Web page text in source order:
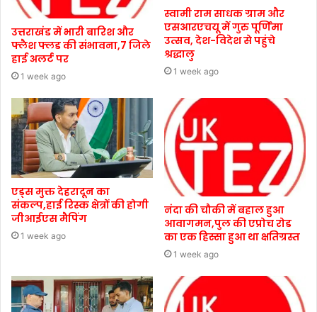
उत्तराखंड में भारी बारिश और
फ्लैश फ्लड की संभावना,7 जिले
हाई अलर्ट पर
1 week ago
स्वामी राम साधक ग्राम और
एसआरएचयू में गुरु पूर्णिमा
उत्सव, देश-विदेश से पहुंचे
श्रद्धालु
1 week ago
एड्स मुक्त देहरादून का
संकल्प,हाई रिस्क क्षेत्रों की होगी
जीआईएस मैपिंग
1 week ago
नंदा की चौकी में बहाल हुआ
आवागमन,पुल की एप्रोच रोड
का एक हिस्सा हुआ था क्षतिग्रस्त
1 week ago